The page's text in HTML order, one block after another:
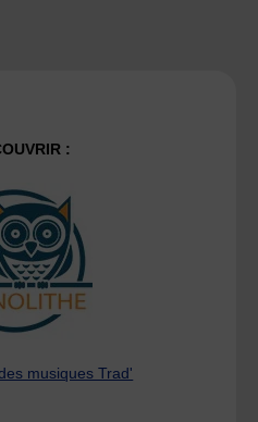
:
musiques Trad'